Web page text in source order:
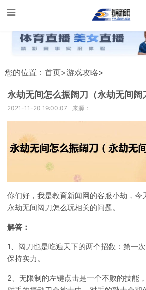
您的位置： 首页>游戏攻略>
永劫无间怎么振阔刀（永劫无间阔
2021-11-20 19:00:07 来源：
你们好，我是教育新闻网的客服小劫，今
永劫无间阔刀怎么玩相关的问题。
解答：
1、阔刀也是吃遍天下的两个招数：第一
保持实力。
2、无限制的左键点击是一个不败的技能